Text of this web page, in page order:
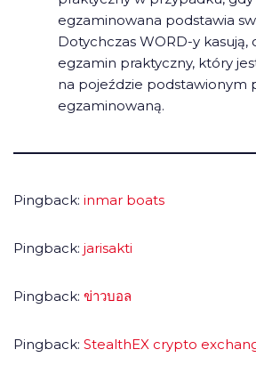
egzaminowana podstawia
Dotychczas WORD-y kasują,
egzamin praktyczny, który
na pojeździe podstawionym
egzaminowaną.
Pingback: inmar boats
Pingback: jarisakti
Pingback: ข่าวบอล
Pingback: StealthEX crypto